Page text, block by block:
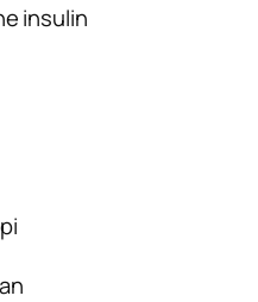
insulin